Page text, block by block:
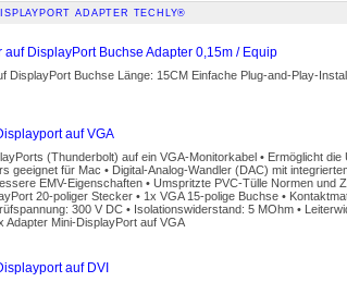
ADAPTER TECHLY®
auf DisplayPort Buchse Adapter 0,15m / Equip
DisplayPort Buchse Länge: 15CM Einfache Plug-and-Play-
auf VGA
(Thunderbolt) auf ein VGA-Monitorkabel • Ermöglicht
geeignet für Mac • Digital-Analog-Wandler (DAC) mit
EMV-Eigenschaften • Umspritzte PVC-Tülle Normen und
20-poliger Stecker • 1x VGA 15-polige Buchse •
300 V DC • Isolationswiderstand: 5 MOhm •
Adapter Mini-DisplayPort auf VGA
auf DVI